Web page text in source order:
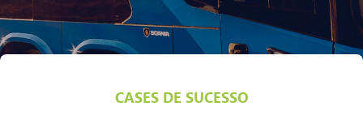
CASES DE SUCESSO